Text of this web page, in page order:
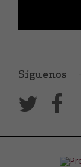
Síguenos